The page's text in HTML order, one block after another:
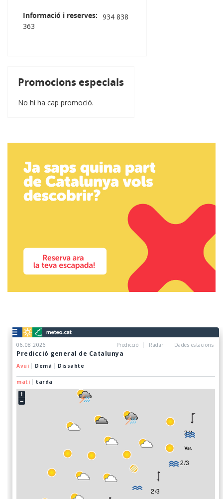
Informació i reserves
934 838
363
Promocions especials
No hi ha cap promoció.